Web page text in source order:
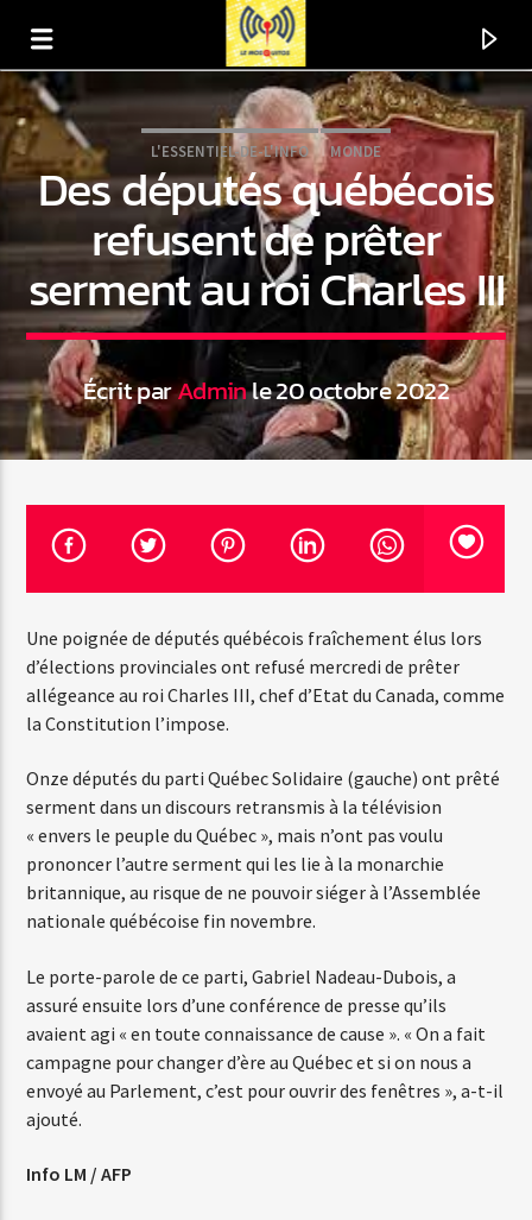
En ce moment
Artiste
Emission en cours
Love Italy
12:00 13:00
Web-Radio-Le-Mosquitos
Web-Radio-Sicily
Web-Radio-Années 70
L'ESSENTIEL-DE-L'INFO MONDE
Des députés québécois
refusent de prêter
serment au roi Charles III
Écrit parAdminle 20 octobre 2022
Une poignée de députés québécois fraîchement élus lors
d’élections provinciales ont refusé mercredi de prêter
allégeance au roi Charles III, chef d’Etat du Canada, comme
la Constitution l’impose.
Onze députés du parti Québec Solidaire (gauche) ont prêté
serment dans un discours retransmis à la télévision
« envers le peuple du Québec », mais n’ont pas voulu
prononcer l’autre serment qui les lie à la monarchie
britannique, au risque de ne pouvoir siéger à l’Assemblée
nationale québécoise fin novembre.
Le porte-parole de ce parti, Gabriel Nadeau-Dubois, a
assuré ensuite lors d’une conférence de presse qu’ils
avaient agi « en toute connaissance de cause ». « On a fait
campagne pour changer d’ère au Québec et si on nous a
envoyé au Parlement, c’est pour ouvrir des fenêtres », a-t-il
ajouté.
Info LM / AFP